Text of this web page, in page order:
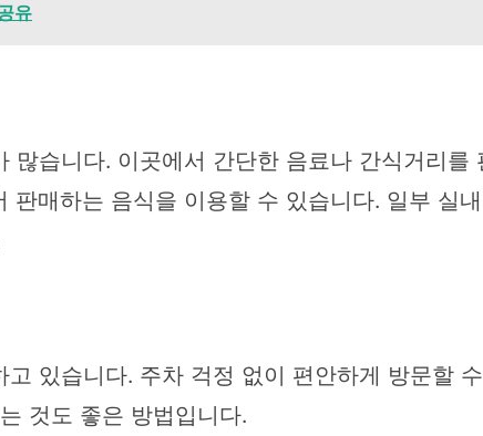
유
습니다. 이곳에서 간단한 음료나 간식거리를
매하는 음식을 이용할 수 있습니다. 일부 실
있습니다. 주차 걱정 없이 편안하게 방문할
것도 좋은 방법입니다.